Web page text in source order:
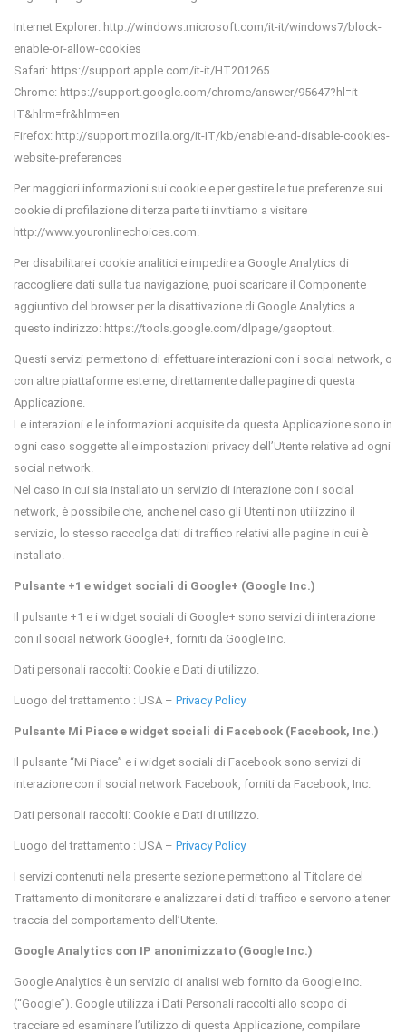
Internet Explorer: http://windows.microsoft.com/it-it/windows7/block-
enable-or-allow-cookies
Safari: https://support.apple.com/it-it/HT201265
Chrome: https://support.google.com/chrome/answer/95647?hl=it-
IT&hlrm=fr&hlrm=en
Firefox: http://support.mozilla.org/it-IT/kb/enable-and-disable-cookies-
website-preferences
Per maggiori informazioni sui cookie e per gestire le tue preferenze sui
cookie di profilazione di terza parte ti invitiamo a visitare
http://www.youronlinechoices.com.
Per disabilitare i cookie analitici e impedire a Google Analytics di
raccogliere dati sulla tua navigazione, puoi scaricare il Componente
aggiuntivo del browser per la disattivazione di Google Analytics a
questo indirizzo: https://tools.google.com/dlpage/gaoptout.
Questi servizi permettono di effettuare interazioni con i social network, o
con altre piattaforme esterne, direttamente dalle pagine di questa
Applicazione.
Le interazioni e le informazioni acquisite da questa Applicazione sono in
ogni caso soggette alle impostazioni privacy dell’Utente relative ad ogni
social network.
Nel caso in cui sia installato un servizio di interazione con i social
network, è possibile che, anche nel caso gli Utenti non utilizzino il
servizio, lo stesso raccolga dati di traffico relativi alle pagine in cui è
installato.
Pulsante +1 e widget sociali di Google+ (Google Inc.)
Il pulsante +1 e i widget sociali di Google+ sono servizi di interazione
con il social network Google+, forniti da Google Inc.
Dati personali raccolti: Cookie e Dati di utilizzo.
Luogo del trattamento : USA – Privacy Policy
Pulsante Mi Piace e widget sociali di Facebook (Facebook, Inc.)
Il pulsante “Mi Piace” e i widget sociali di Facebook sono servizi di
interazione con il social network Facebook, forniti da Facebook, Inc.
Dati personali raccolti: Cookie e Dati di utilizzo.
Luogo del trattamento : USA – Privacy Policy
I servizi contenuti nella presente sezione permettono al Titolare del
Trattamento di monitorare e analizzare i dati di traffico e servono a tener
traccia del comportamento dell’Utente.
Google Analytics con IP anonimizzato (Google Inc.)
Google Analytics è un servizio di analisi web fornito da Google Inc.
(“Google”). Google utilizza i Dati Personali raccolti allo scopo di
tracciare ed esaminare l’utilizzo di questa Applicazione, compilare